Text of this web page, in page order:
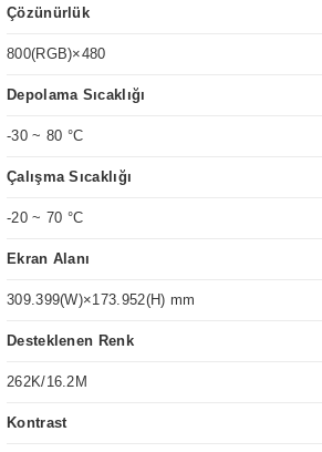
Çözünürlük
800(RGB)×480
Depolama Sıcaklığı
-30 ~ 80 °C
Çalışma Sıcaklığı
-20 ~ 70 °C
Ekran Alanı
309.399(W)×173.952(H) mm
Desteklenen Renk
262K/16.2M
Kontrast